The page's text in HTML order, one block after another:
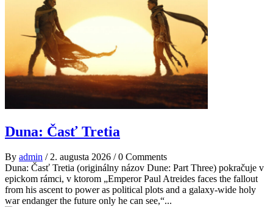
Duna: Časť Tretia
By admin /2. augusta 2026 /0 Comments
Duna: Časť Tretia (originálny názov Dune: Part Three) pokračuje v
epickom rámci, v ktorom „Emperor Paul Atreides faces the fallout
from his ascent to power as political plots and a galaxy-wide holy
war endanger the future only he can see,“...